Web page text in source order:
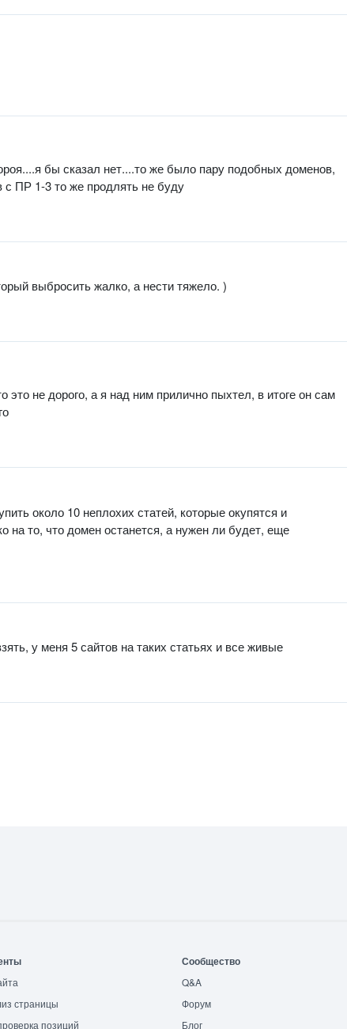
бы сказал нет....то же было пару подобных доменов,
с ПР 1-3 то же продлять не буду
выбросить жалко, а нести тяжело. )
это не дорого, а я над ним прилично пыхтел, в итоге он сам
около 10 неплохих статей, которые окупятся и
на то, что домен останется, а нужен ли будет, еще
у меня 5 сайтов на таких статьях и все живые
страницы
позиций
Сообщество
Q&A
Форум
Блог